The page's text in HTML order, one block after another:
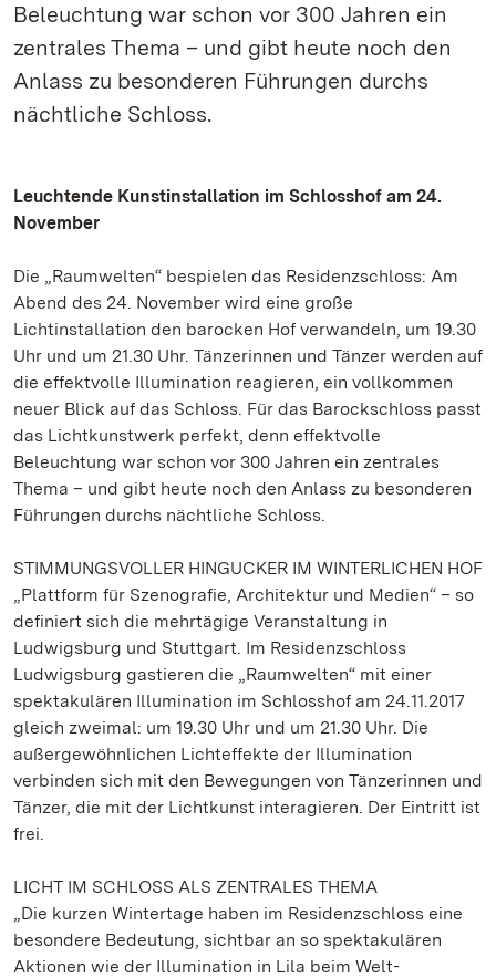
Beleuchtung war schon vor 300 Jahren ein
zentrales Thema – und gibt heute noch den
Anlass zu besonderen Führungen durchs
nächtliche Schloss.
Leuchtende Kunstinstallation im Schlosshof am 24.
November
Die „Raumwelten“ bespielen das Residenzschloss: Am
Abend des 24. November wird eine große
Lichtinstallation den barocken Hof verwandeln, um 19.30
Uhr und um 21.30 Uhr. Tänzerinnen und Tänzer werden auf
die effektvolle Illumination reagieren, ein vollkommen
neuer Blick auf das Schloss. Für das Barockschloss passt
das Lichtkunstwerk perfekt, denn effektvolle
Beleuchtung war schon vor 300 Jahren ein zentrales
Thema – und gibt heute noch den Anlass zu besonderen
Führungen durchs nächtliche Schloss.
STIMMUNGSVOLLER HINGUCKER IM WINTERLICHEN HOF
„Plattform für Szenografie, Architektur und Medien“ – so
definiert sich die mehrtägige Veranstaltung in
Ludwigsburg und Stuttgart. Im Residenzschloss
Ludwigsburg gastieren die „Raumwelten“ mit einer
spektakulären Illumination im Schlosshof am 24.11.2017
gleich zweimal: um 19.30 Uhr und um 21.30 Uhr. Die
außergewöhnlichen Lichteffekte der Illumination
verbinden sich mit den Bewegungen von Tänzerinnen und
Tänzer, die mit der Lichtkunst interagieren. Der Eintritt ist
frei.
LICHT IM SCHLOSS ALS ZENTRALES THEMA
„Die kurzen Wintertage haben im Residenzschloss eine
besondere Bedeutung, sichtbar an so spektakulären
Aktionen wie der Illumination in Lila beim Welt-